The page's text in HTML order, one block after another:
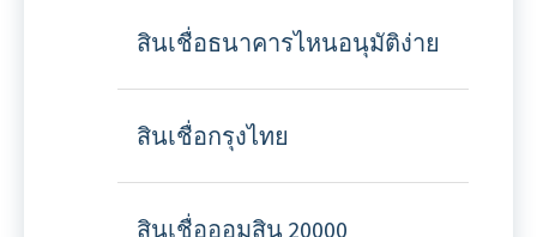
สินเชื่อธนาคารไหนอนุมัติง่าย
สินเชื่อกรุงไทย
สินเชื่อออมสิน 20000